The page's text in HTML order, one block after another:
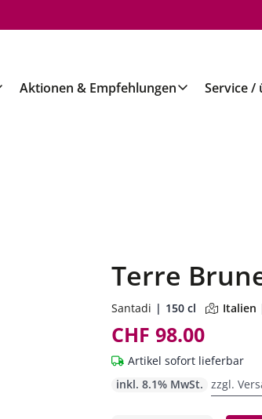
Aktionen & Empfehlungen Service /
Terre
Santadi 150 cl Italien
CHF 98.00
Artikel sofort lieferbar
inkl. 8.1% MwSt. zzgl.